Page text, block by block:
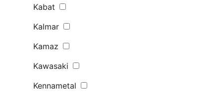
Kabat
Kalmar
Kamaz
Kawasaki
Kennametal